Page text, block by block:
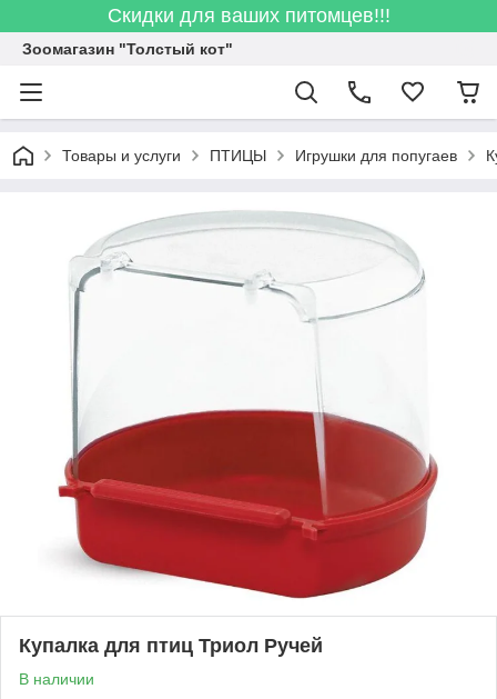
Скидки для ваших питомцев!!!
Зоомагазин "Толстый кот"
Товары и услуги ПТИЦЫ Игрушки для попугаев
Купалка для птиц Триол Ручей
В наличии